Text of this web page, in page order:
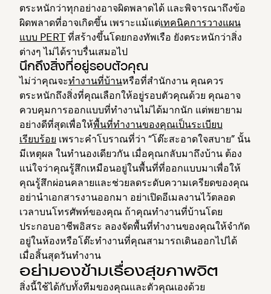
ตระหนักว่าทุกอย่างอาจผิดพลาดได้ และพิจารณาถึงข้อ
ผิดพลาดที่อาจเกิดขึ้น เพราะแม้แต่เทคนิคการวางแผน
แบบ PERTที่สร้างขึ้นโดยกองทัพเรือ ยังตระหนักว่าสิ่ง
ต่างๆ ไม่ได้ราบรื่นเสมอไป
นึกถึงสิ่งที่อยู่รอบตัวคุณ
ไม่ว่าคุณจะทํางานที่บ้านหรือที่สํานักงาน คุณควร
ตระหนักถึงสิ่งที่คุณเลือกให้อยู่รอบตัวคุณด้วย คุณอาจ
ควบคุมการออกแบบที่ทำงานไม่ได้มากนัก แต่พยายาม
อย่างดีที่สุดเพื่อให้พื้นที่ทํางานของคุณเป็นระเบียบ
เรียบร้อย เพราะคำโบราณที่ว่า “โต๊ะสะอาดใจสบาย” นั้น
มีเหตุผล ในทำนองเดียวกัน เมื่อคุณกลับมาถึงบ้าน ต้อง
แน่ใจว่าคุณรู้สึกเหมือนอยู่ในพื้นที่ที่ออกแบบมาเพื่อให้
คุณรู้สึกผ่อนคลายและช่วยลดระดับความเครียดของคุณ
อย่านำเอกสารงานออกมา อย่าเปิดอีเมลงานไว้ตลอด
เวลาบนโทรศัพท์ของคุณ ถ้าคุณทำงานที่บ้านโดย
ประกอบอาชีพอิสระ ลองจัดพื้นที่ทำงานของคุณให้จำกัด
อยู่ในห้องหรือโต๊ะทำงานที่คุณสามารถเดินออกไปได้
เมื่อสิ้นสุดวันทำงาน
อย่ามองข้ามเรื่องสุขภาพจิต
สิ่งนี้ใช้ได้กับทั้งทีมของคุณและตัวคุณเองด้วย